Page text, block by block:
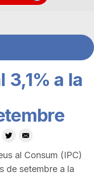
3,1% a la
al Consum (IPC)
de setembre a la